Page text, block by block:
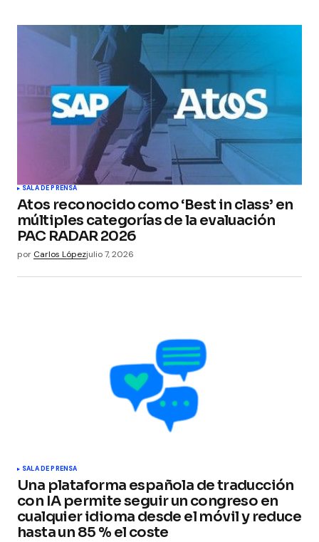
SALA DE PRENSA
Atos reconocido como ‘Best in class’ en
múltiples categorías de la evaluación
PAC RADAR 2026
por Carlos Lópezjulio 7, 2026
SALA DE PRENSA
Una plataforma española de traducción
con IA permite seguir un congreso en
cualquier idioma desde el móvil y reduce
hasta un 85 % el coste